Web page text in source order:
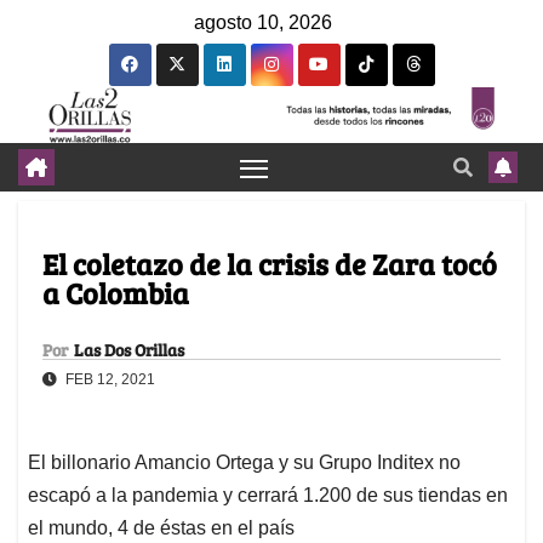
agosto 10, 2026
El coletazo de la crisis de Zara tocó
a Colombia
Por Las Dos Orillas
FEB 12, 2021
El billonario Amancio Ortega y su Grupo Inditex no
escapó a la pandemia y cerrará 1.200 de sus tiendas en
el mundo, 4 de éstas en el país